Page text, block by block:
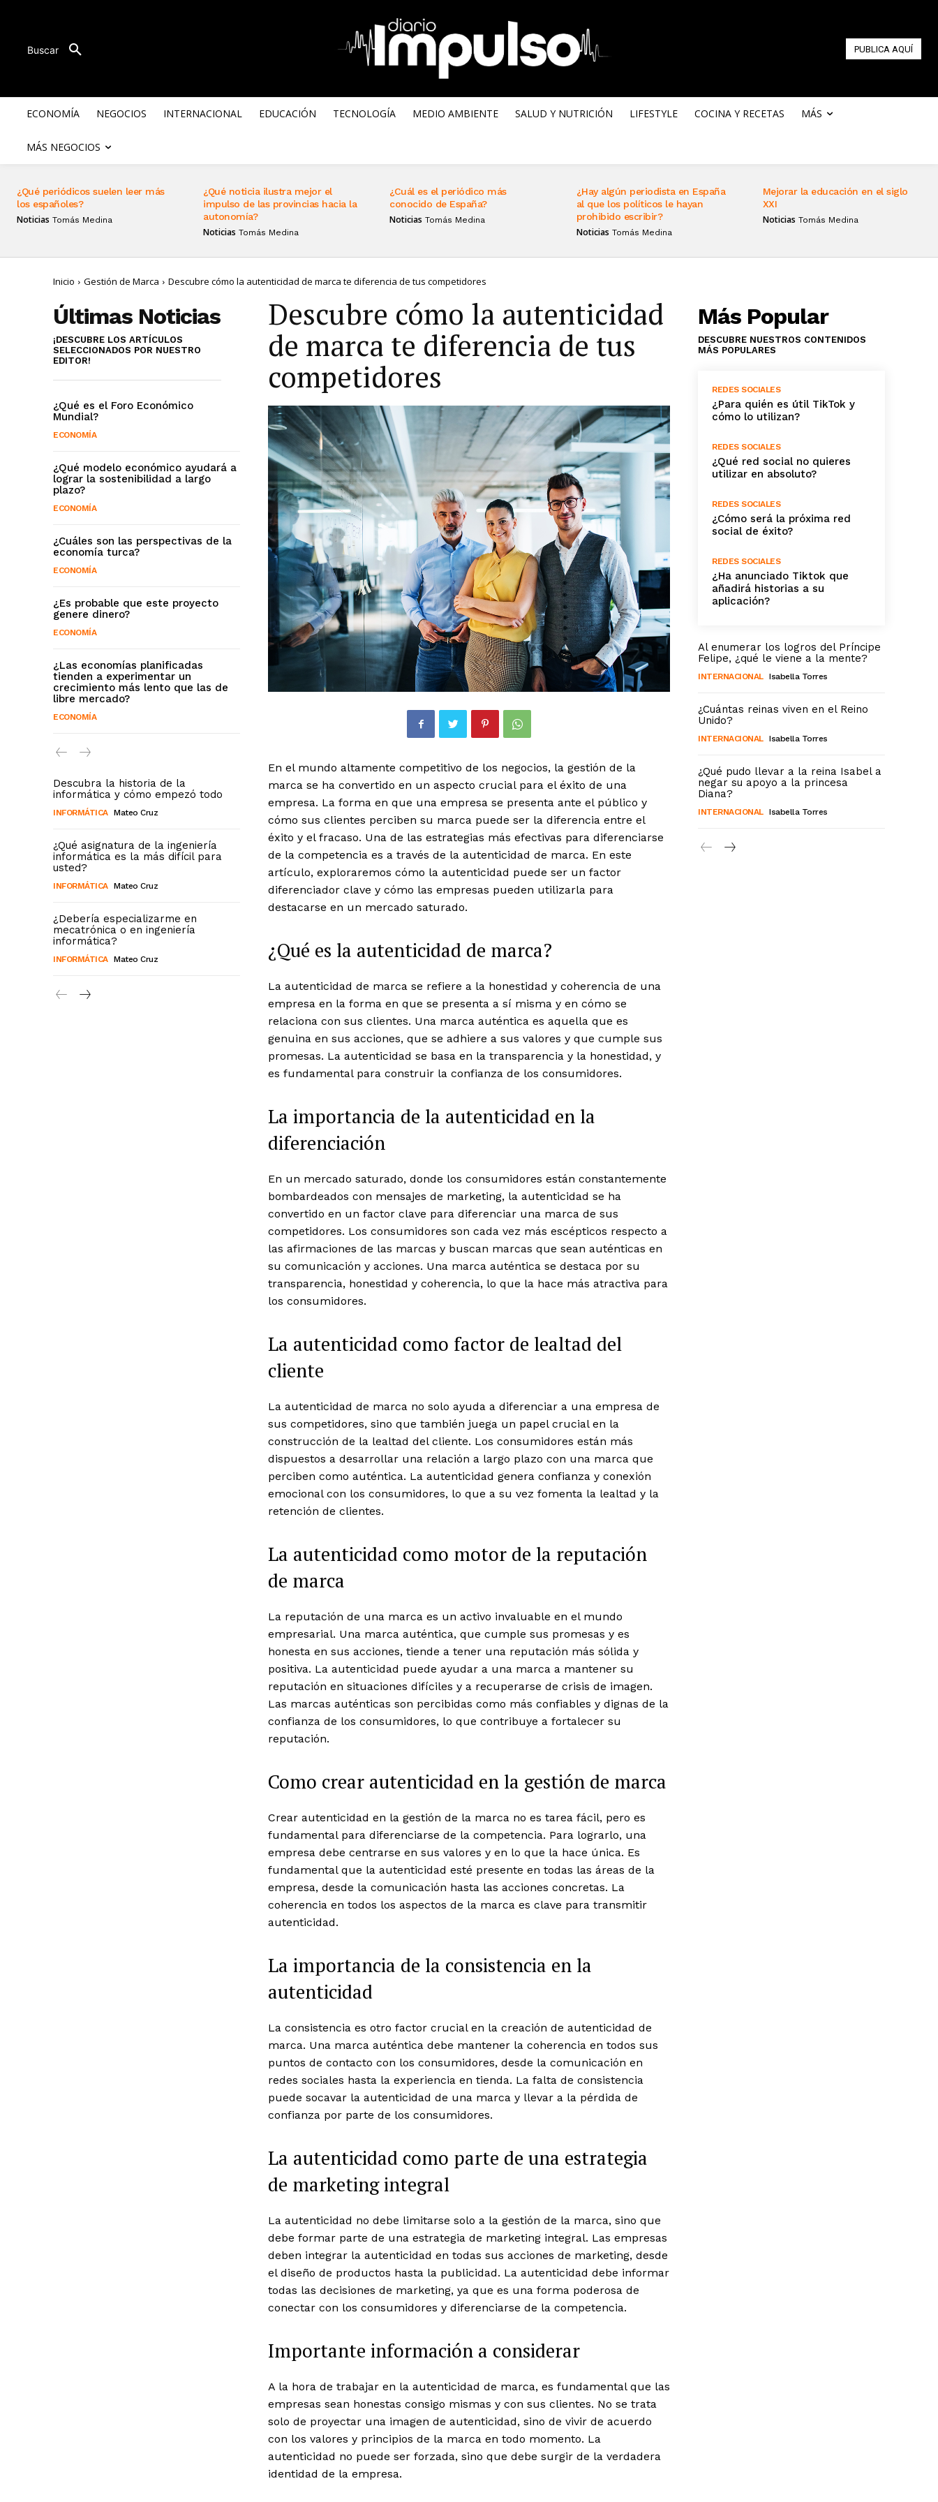
Buscar PUBLICA AQUÍ
ECONOMÍA NEGOCIOS INTERNACIONAL EDUCACIÓN TECNOLOGÍA MEDIO AMBIENTE SALUD Y NUTRICIÓN LIFESTYLE COCINA Y RECETAS MÁS
MÁS NEGOCIOS
¿Qué periódicos suelen leer más
los españoles?
Noticias Tomás Medina
¿Qué noticia ilustra mejor el
impulso de las provincias hacia la
autonomía?
Noticias Tomás Medina
¿Cuál es el periódico más
conocido de España?
Noticias Tomás Medina
¿Hay algún periodista en España
al que los políticos le hayan
prohibido escribir?
Noticias Tomás Medina
Mejorar la educación en el siglo
XXI
Noticias Tomás Medina
Inicio Gestión de Marca Descubre cómo la autenticidad de marca te diferencia de tus competidores
Últimas Noticias
¡DESCUBRE LOS ARTÍCULOS
SELECCIONADOS POR NUESTRO
EDITOR!
¿Qué es el Foro Económico
Mundial?
ECONOMÍA
¿Qué modelo económico ayudará a
lograr la sostenibilidad a largo
plazo?
ECONOMÍA
¿Cuáles son las perspectivas de la
economía turca?
ECONOMÍA
¿Es probable que este proyecto
genere dinero?
ECONOMÍA
¿Las economías planificadas
tienden a experimentar un
crecimiento más lento que las de
libre mercado?
ECONOMÍA
Descubra la historia de la
informática y cómo empezó todo
INFORMÁTICA Mateo Cruz
¿Qué asignatura de la ingeniería
informática es la más difícil para
usted?
INFORMÁTICA Mateo Cruz
¿Debería especializarme en
mecatrónica o en ingeniería
informática?
INFORMÁTICA Mateo Cruz
Descubre cómo la autenticidad
de marca te diferencia de tus
competidores
En el mundo altamente competitivo de los negocios, la gestión de la
marca se ha convertido en un aspecto crucial para el éxito de una
empresa. La forma en que una empresa se presenta ante el público y
cómo sus clientes perciben su marca puede ser la diferencia entre el
éxito y el fracaso. Una de las estrategias más efectivas para diferenciarse
de la competencia es a través de la autenticidad de marca. En este
artículo, exploraremos cómo la autenticidad puede ser un factor
diferenciador clave y cómo las empresas pueden utilizarla para
destacarse en un mercado saturado.
¿Qué es la autenticidad de marca?
La autenticidad de marca se refiere a la honestidad y coherencia de una
empresa en la forma en que se presenta a sí misma y en cómo se
relaciona con sus clientes. Una marca auténtica es aquella que es
genuina en sus acciones, que se adhiere a sus valores y que cumple sus
promesas. La autenticidad se basa en la transparencia y la honestidad, y
es fundamental para construir la confianza de los consumidores.
La importancia de la autenticidad en la
diferenciación
En un mercado saturado, donde los consumidores están constantemente
bombardeados con mensajes de marketing, la autenticidad se ha
convertido en un factor clave para diferenciar una marca de sus
competidores. Los consumidores son cada vez más escépticos respecto a
las afirmaciones de las marcas y buscan marcas que sean auténticas en
su comunicación y acciones. Una marca auténtica se destaca por su
transparencia, honestidad y coherencia, lo que la hace más atractiva para
los consumidores.
La autenticidad como factor de lealtad del
cliente
La autenticidad de marca no solo ayuda a diferenciar a una empresa de
sus competidores, sino que también juega un papel crucial en la
construcción de la lealtad del cliente. Los consumidores están más
dispuestos a desarrollar una relación a largo plazo con una marca que
perciben como auténtica. La autenticidad genera confianza y conexión
emocional con los consumidores, lo que a su vez fomenta la lealtad y la
retención de clientes.
La autenticidad como motor de la reputación
de marca
La reputación de una marca es un activo invaluable en el mundo
empresarial. Una marca auténtica, que cumple sus promesas y es
honesta en sus acciones, tiende a tener una reputación más sólida y
positiva. La autenticidad puede ayudar a una marca a mantener su
reputación en situaciones difíciles y a recuperarse de crisis de imagen.
Las marcas auténticas son percibidas como más confiables y dignas de la
confianza de los consumidores, lo que contribuye a fortalecer su
reputación.
Como crear autenticidad en la gestión de marca
Crear autenticidad en la gestión de la marca no es tarea fácil, pero es
fundamental para diferenciarse de la competencia. Para lograrlo, una
empresa debe centrarse en sus valores y en lo que la hace única. Es
fundamental que la autenticidad esté presente en todas las áreas de la
empresa, desde la comunicación hasta las acciones concretas. La
coherencia en todos los aspectos de la marca es clave para transmitir
autenticidad.
La importancia de la consistencia en la
autenticidad
La consistencia es otro factor crucial en la creación de autenticidad de
marca. Una marca auténtica debe mantener la coherencia en todos sus
puntos de contacto con los consumidores, desde la comunicación en
redes sociales hasta la experiencia en tienda. La falta de consistencia
puede socavar la autenticidad de una marca y llevar a la pérdida de
confianza por parte de los consumidores.
La autenticidad como parte de una estrategia
de marketing integral
La autenticidad no debe limitarse solo a la gestión de la marca, sino que
debe formar parte de una estrategia de marketing integral. Las empresas
deben integrar la autenticidad en todas sus acciones de marketing, desde
el diseño de productos hasta la publicidad. La autenticidad debe informar
todas las decisiones de marketing, ya que es una forma poderosa de
conectar con los consumidores y diferenciarse de la competencia.
Importante información a considerar
A la hora de trabajar en la autenticidad de marca, es fundamental que las
empresas sean honestas consigo mismas y con sus clientes. No se trata
solo de proyectar una imagen de autenticidad, sino de vivir de acuerdo
con los valores y principios de la marca en todo momento. La
autenticidad no puede ser forzada, sino que debe surgir de la verdadera
identidad de la empresa.
Más Popular
DESCUBRE NUESTROS CONTENIDOS
MÁS POPULARES
REDES SOCIALES
¿Para quién es útil TikTok y
cómo lo utilizan?
REDES SOCIALES
¿Qué red social no quieres
utilizar en absoluto?
REDES SOCIALES
¿Cómo será la próxima red
social de éxito?
REDES SOCIALES
¿Ha anunciado Tiktok que
añadirá historias a su
aplicación?
Al enumerar los logros del Príncipe
Felipe, ¿qué le viene a la mente?
INTERNACIONAL Isabella Torres
¿Cuántas reinas viven en el Reino
Unido?
INTERNACIONAL Isabella Torres
¿Qué pudo llevar a la reina Isabel a
negar su apoyo a la princesa
Diana?
INTERNACIONAL Isabella Torres